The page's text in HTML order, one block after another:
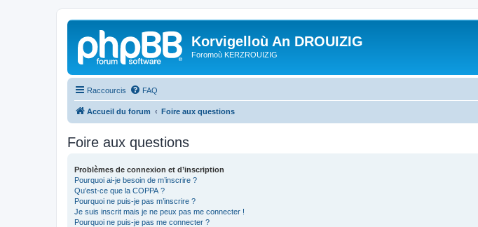
Korvigelloù An DROUIZIG
Foromoù KERZROUIZIG
Raccourcis FAQ
Accueil du forum Foire aux questions
Foire aux questions
Problèmes de connexion et d’inscription
Pourquoi ai-je besoin de m’inscrire ?
Qu’est-ce que la COPPA ?
Pourquoi ne puis-je pas m’inscrire ?
Je suis inscrit mais je ne peux pas me connecter !
Pourquoi ne puis-je pas me connecter ?